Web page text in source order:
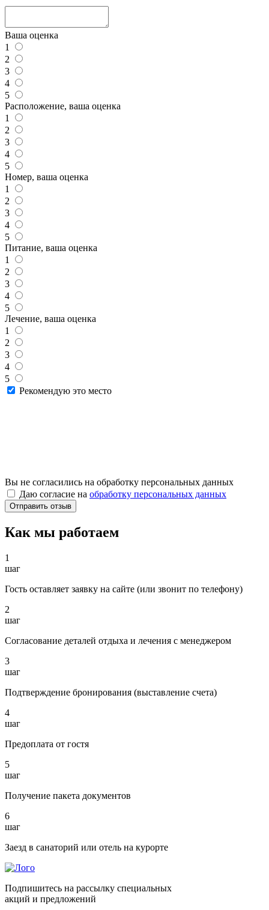
Ваша оценка
1
2
3
4
5
Расположение, ваша оценка
1
2
3
4
5
Номер, ваша оценка
1
2
3
4
5
Питание, ваша оценка
1
2
3
4
5
Лечение, ваша оценка
1
2
3
4
5
Рекомендую это место
Вы не согласились на обработку персональных данных
Даю согласие на обработку персональных данных
Как мы работаем
1
шаг
Гость оставляет заявку на сайте (или звонит по телефону)
2
шаг
Согласование деталей отдыха и лечения с менеджером
3
шаг
Подтверждение бронирования (выставление счета)
4
шаг
Предоплата от гостя
5
шаг
Получение пакета документов
6
шаг
Заезд в санаторий или отель на курорте
Подпишитесь на рассылку специальных
акций и предложений